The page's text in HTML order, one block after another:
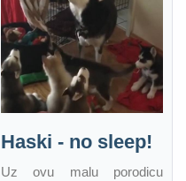
Haski - no sleep!
Uz ovu malu porodicu